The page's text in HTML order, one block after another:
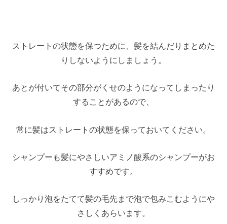
ストレートの状態を保つために、髪を結んだりまとめた
りしないようにしましょう。
あとが付いてその部分がくせのようになってしまったり
することがあるので、
常に髪はストレートの状態を保っておいてください。
シャンプーも髪にやさしいアミノ酸系のシャンプーがお
すすめです。
しっかり泡をたてて髪の毛先まで泡で包みこむようにや
さしくあらいます。